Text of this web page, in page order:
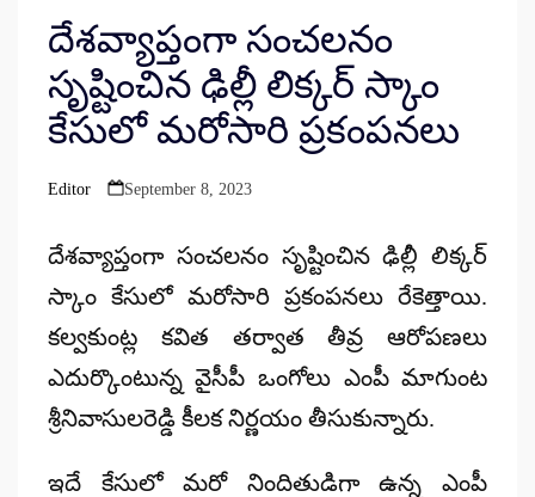
దేశవ్యాప్తంగా సంచలనం
సృష్టించిన ఢిల్లీ లిక్కర్ స్కాం
కేసులో మరోసారి ప్రకంపనలు
Posted
Editor September 8, 2023
దేశవ్యాప్తంగా సంచలనం సృష్టించిన ఢిల్లీ లిక్కర్
స్కాం కేసులో మరోసారి ప్రకంపనలు రేకెత్తాయి.
కల్వకుంట్ల కవిత తర్వాత తీవ్ర ఆరోపణలు
ఎదుర్కొంటున్న వైసీపీ ఒంగోలు ఎంపీ మాగుంట
శ్రీనివాసులరెడ్డి కీలక నిర్ణయం తీసుకున్నారు.
ఇదే కేసులో మరో నిందితుడిగా ఉన్న ఎంపీ